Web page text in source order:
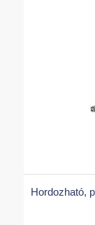
Hordozható,